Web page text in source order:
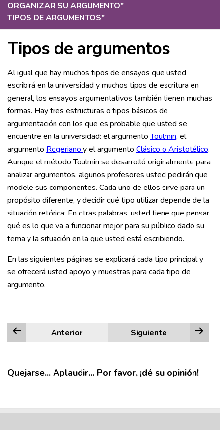
ORGANIZAR SU ARGUMENTO"
TIPOS DE ARGUMENTOS"
Tipos de argumentos
Al igual que hay muchos tipos de ensayos que usted
escribirá en la universidad y muchos tipos de escritura en
general, los ensayos argumentativos también tienen muchas
formas. Hay tres estructuras o tipos básicos de
argumentación con los que es probable que usted se
encuentre en la universidad: el argumentoToulmin, el
argumento Rogeriano y el argumento Clásico o Aristotélico.
Aunque el método Toulmin se desarrolló originalmente para
analizar argumentos, algunos profesores usted pedirán que
modele sus componentes. Cada uno de ellos sirve para un
propósito diferente, y decidir qué tipo utilizar depende de la
situación retórica: En otras palabras, usted tiene que pensar
qué es lo que va a funcionar mejor para su público dado su
tema y la situación en la que usted está escribiendo.
En las siguientes páginas se explicará cada tipo principal y
se ofrecerá usted apoyo y muestras para cada tipo de
argumento.
Anterior Siguiente
Quejarse... Aplaudir... Por favor, ¡dé su opinión!